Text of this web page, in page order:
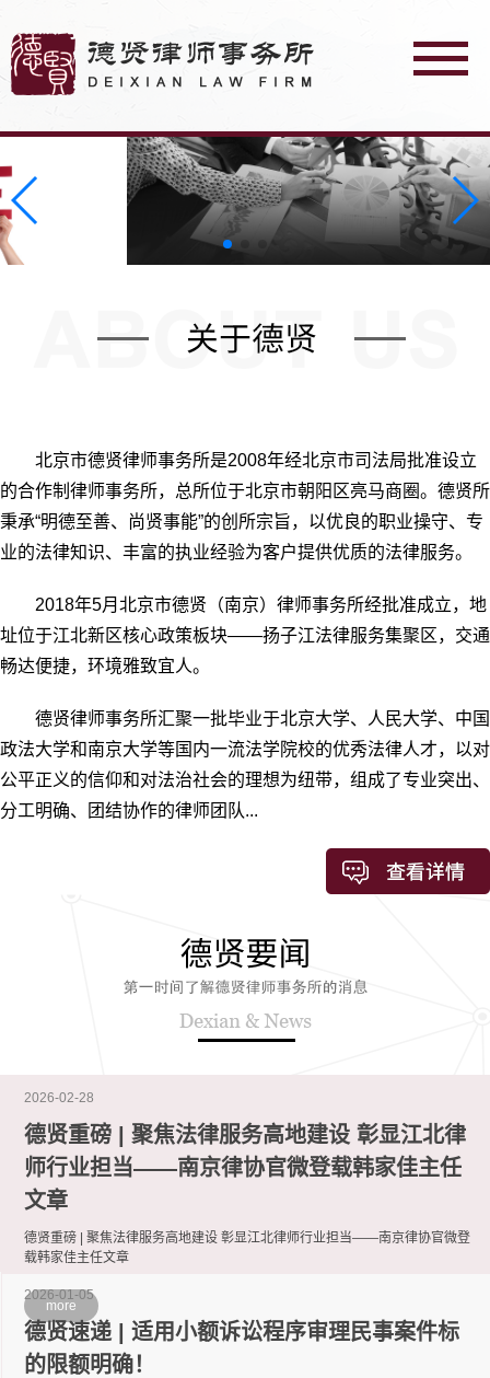
北京市德贤律师事务所是2008年经北京市司法局批准设立
的合作制律师事务所，总所位于北京市朝阳区亮马商圈。德贤所
秉承“明德至善、尚贤事能”的创所宗旨，以优良的职业操守、专
业的法律知识、丰富的执业经验为客户提供优质的法律服务。
2018年5月北京市德贤（南京）律师事务所经批准成立，地
址位于江北新区核心政策板块——扬子江法律服务集聚区，交通
畅达便捷，环境雅致宜人。
德贤律师事务所汇聚一批毕业于北京大学、人民大学、中国
政法大学和南京大学等国内一流法学院校的优秀法律人才，以对
公平正义的信仰和对法治社会的理想为纽带，组成了专业突出、
分工明确、团结协作的律师团队...
2026-02-28
德贤重磅 | 聚焦法律服务高地建设 彰显江北律
师行业担当——南京律协官微登载韩家佳主任
文章
德贤重磅 | 聚焦法律服务高地建设 彰显江北律师行业担当——南京律协官微登
载韩家佳主任文章
more
2026-01-05
德贤速递 | 适用小额诉讼程序审理民事案件标
的限额明确！